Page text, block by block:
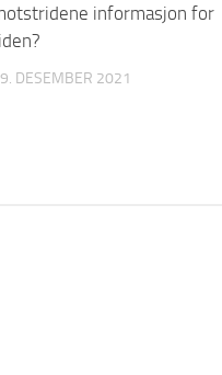
informasjon for
DESEMBER 2021